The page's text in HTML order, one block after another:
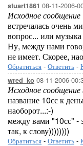
stuart1861 08-11-2006-
Исходное
встречалась очень
вопрос... или
Ну, между нами
не имеет. Скорее,
Обратиться - Ответить -
wred_ko 08-11-2006-
Исходное
название 10сс к
наоборот...:-)
между вами "10сс" -
так, к слову))))))))
Обратиться - Ответить -